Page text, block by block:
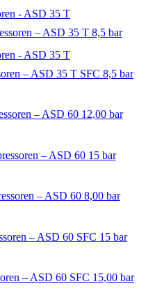
– ASD 35 T 8,5 bar
– ASD 35 T SFC 8,5 bar
– ASD 60 12,00 bar
– ASD 60 15 bar
– ASD 60 8,00 bar
– ASD 60 SFC 15 bar
– ASD 60 SFC 15,00 bar